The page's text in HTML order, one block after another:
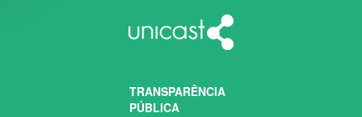
TRANSPARÊNCIA
PÚBLICA